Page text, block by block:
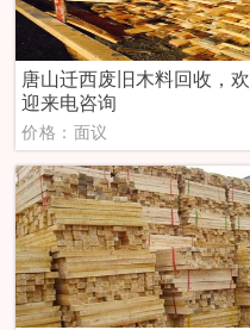
唐山迁西废旧木料回收，欢
迎来电咨询
价格：面议